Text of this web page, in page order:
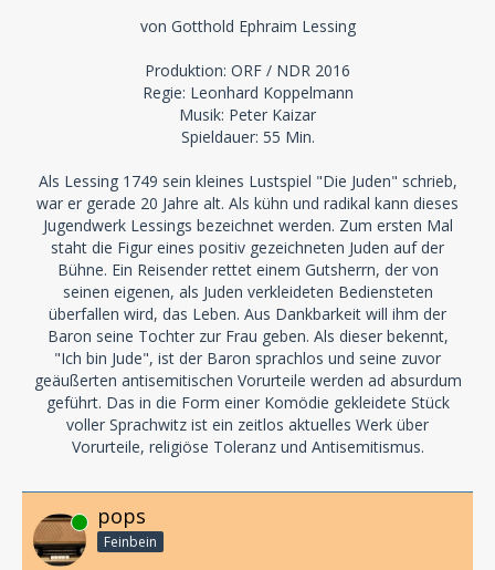
von Gotthold Ephraim Lessing
Produktion: ORF / NDR 2016
Regie: Leonhard Koppelmann
Musik: Peter Kaizar
Spieldauer: 55 Min.
Als Lessing 1749 sein kleines Lustspiel "Die Juden" schrieb,
war er gerade 20 Jahre alt. Als kühn und radikal kann dieses
Jugendwerk Lessings bezeichnet werden. Zum ersten Mal
staht die Figur eines positiv gezeichneten Juden auf der
Bühne. Ein Reisender rettet einem Gutsherrn, der von
seinen eigenen, als Juden verkleideten Bediensteten
überfallen wird, das Leben. Aus Dankbarkeit will ihm der
Baron seine Tochter zur Frau geben. Als dieser bekennt,
"Ich bin Jude", ist der Baron sprachlos und seine zuvor
geäußerten antisemitischen Vorurteile werden ad absurdum
geführt. Das in die Form einer Komödie gekleidete Stück
voller Sprachwitz ist ein zeitlos aktuelles Werk über
Vorurteile, religiöse Toleranz und Antisemitismus.
Online pops
Feinbein